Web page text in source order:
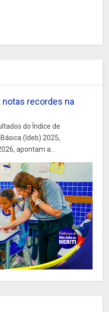
notas recordes na
do Índice de
(Ideb) 2025,
apontam a...